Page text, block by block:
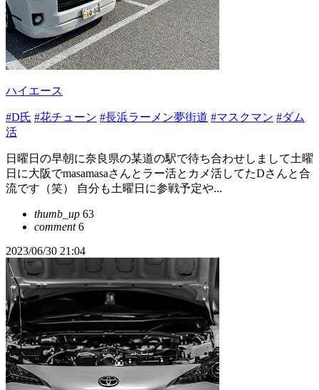
ハイエース
#D氏 #花チューン #長浜ラーメン夢街道 #マスクマン #ダム
活
日曜日の早朝に奈良県の某道の駅で待ち合わせしまして土曜
日に大阪でmasamasaさんとラー活とカメ活してたDさんと合
流です（笑） 自分も土曜日に参戦予定や...
thumb_up 63
comment6
2023/06/30 21:04